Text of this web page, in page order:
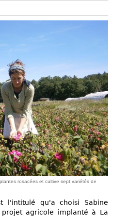
rosacées et cultive sept variétés de
l'intitulé qu'a choisi Sabine
agricole implanté à La